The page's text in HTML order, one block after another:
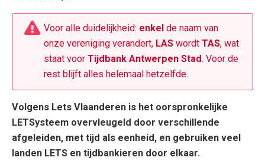
Voor alle duidelijkheid: enkel de naam van
onze vereniging verandert, LASwordt TAS, wat
staat voor Tijdbank Antwerpen Stad. Voor de
rest blijft alles helemaal hetzelfde.
Volgens Lets Vlaanderen is het oorspronkelijke
LETSysteem overvleugeld door verschillende
afgeleiden, met tijd als eenheid, en gebruiken veel
landen LETS en tijdbankieren door elkaar.